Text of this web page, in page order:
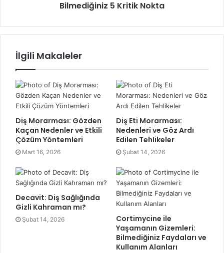
Bilmediğiniz 5 Kritik Nokta
İlgili Makaleler
Diş Morarması: Gözden
Kaçan Nedenler ve Etkili
Çözüm Yöntemleri
Mart 16, 2026
Diş Eti Morarması:
Nedenleri ve Göz Ardı
Edilen Tehlikeler
Şubat 14, 2026
Decavit: Diş Sağlığında
Gizli Kahraman mı?
Şubat 14, 2026
Cortimycine ile
Yaşamanın Gizemleri:
Bilmediğiniz Faydaları ve
Kullanım Alanları